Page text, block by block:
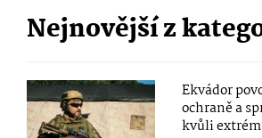
Nejnovější z
Ekvádor
ochraně a
kvůli